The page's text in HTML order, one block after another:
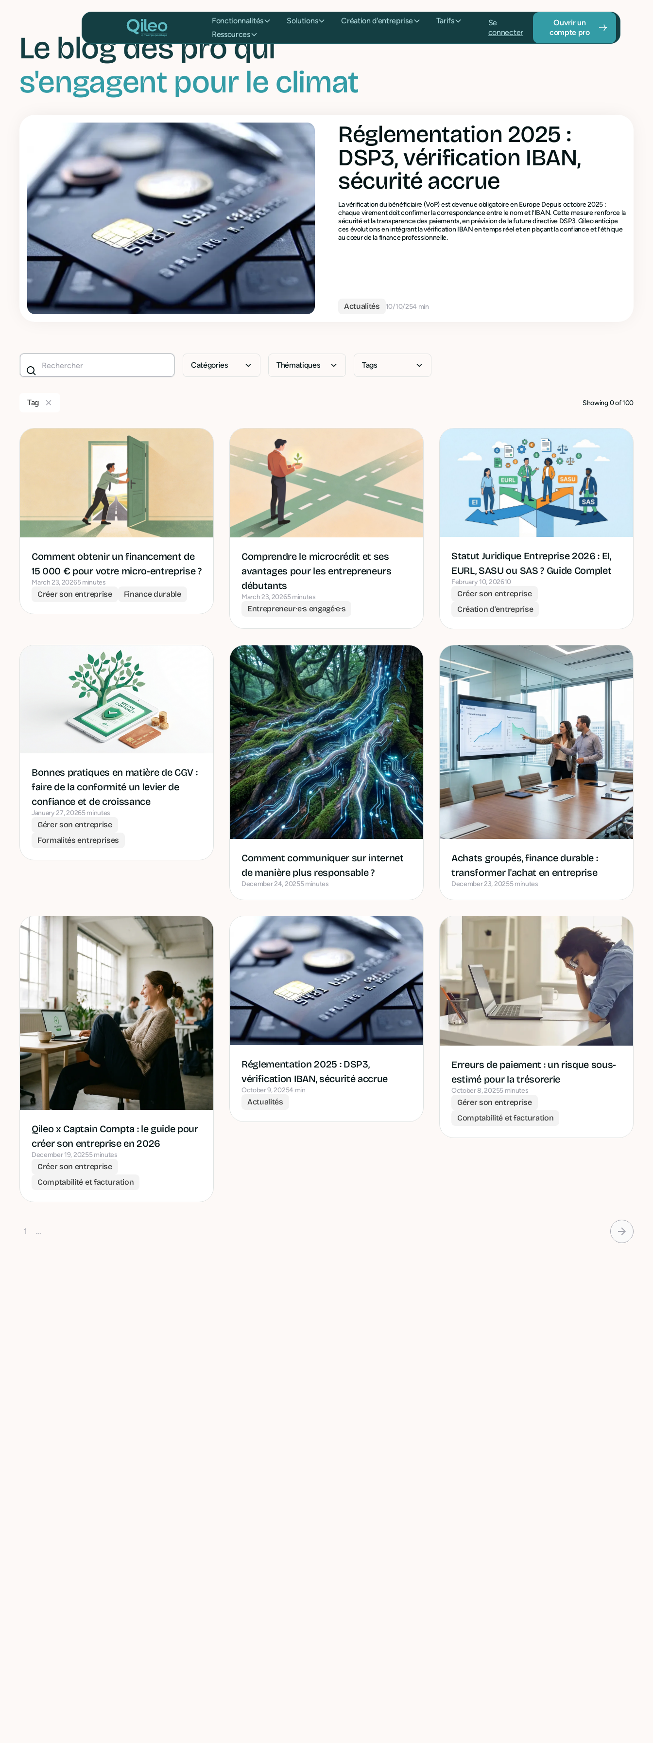
Fonctionnalités Solutions Création d'entreprise
Tarifs
Ressources
Se
connecter
Ouvrir un
compte pro
Le blog des pro qui
s'engagent pour le climat
Réglementation 2025 :
DSP3, vérification IBAN,
sécurité accrue
La vérification du bénéficiaire (VoP) est devenue obligatoire en Europe Depuis octobre 2025 :
chaque virement doit confirmer la correspondance entre le nom et l’IBAN. Cette mesure renforce la
sécurité et la transparence des paiements, en prévision de la future directive DSP3. Qileo anticipe
ces évolutions en intégrant la vérification IBAN en temps réel et en plaçant la confiance et l’éthique
au cœur de la finance professionnelle.
Actualités 10/10/254 min
Catégories Thématiques Tags
Tag Showing0of100
Comment obtenir un financement de
15 000 € pour votre micro-entreprise ?
March 23, 20265 minutes
Créer son entreprise Finance durable
Comprendre le microcrédit et ses
avantages pour les entrepreneurs
débutants
March 23, 20265 minutes
Entrepreneur·e·s engagé·e·s
Statut Juridique Entreprise 2026 : EI,
EURL, SASU ou SAS ? Guide Complet
February 10, 202610
Créer son entreprise
Création d'entreprise
Bonnes pratiques en matière de CGV :
faire de la conformité un levier de
confiance et de croissance
January 27, 20265 minutes
Gérer son entreprise
Formalités entreprises
Comment communiquer sur internet
de manière plus responsable ?
December 24, 20255 minutes
Achats groupés, finance durable :
transformer l'achat en entreprise
December 23, 20255 minutes
Qileo x Captain Compta : le guide pour
créer son entreprise en 2026
December 19, 20255 minutes
Créer son entreprise
Comptabilité et facturation
Réglementation 2025 : DSP3,
vérification IBAN, sécurité accrue
October 9, 20254 min
Actualités
Erreurs de paiement : un risque sous-
estimé pour la trésorerie
October 8, 20255 minutes
Gérer son entreprise
Comptabilité et facturation
1 ...